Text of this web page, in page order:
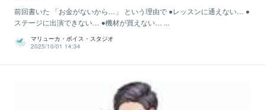
前回書いた 「お金がないから…」 という理由で ●レッスンに通えない… ●
ステージに出演できない… ●機材が買えない… ...
マリューカ・ボイス・スタジオ
2025/10/01 14:34